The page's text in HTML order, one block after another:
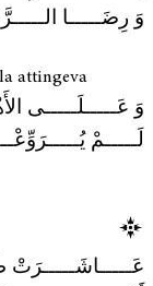
وَ رِضَـــــا
attingeva
وَ عَـــــلَـــــى
لَـــــمْ
عَـــــاشَـــــرَتْ